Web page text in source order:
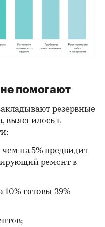
не помогают
резервные
выяснилось в
чем на 5% предвидит
ремонт в
10% готовы 39%